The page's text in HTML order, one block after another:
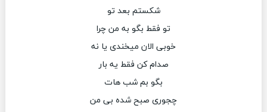
شکستم بعد تو
تو فقط بگو به من چرا
خوبی الان میخندی یا نه
صدام کن فقط یه بار
بگو بم شب هات
چجوری صبح شده بی من